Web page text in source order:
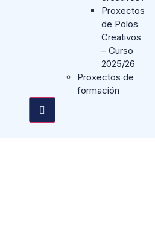
Proxectos
de Polos
Creativos
– Curso
2025/26
Proxectos de
formación